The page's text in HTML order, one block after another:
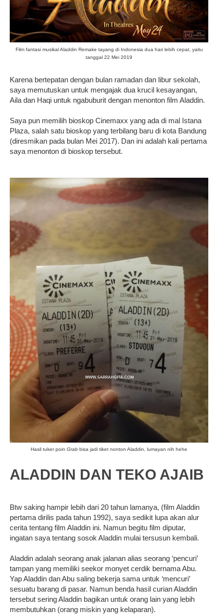
Film fantasi musikal Aladdin Remake tayang di Indonesia dua hari lebih cepat, yaitu
tanggal 22 Mei 2019
Karena bertepatan dengan bulan ramadan dan libur sekolah,
saya memutuskan untuk mengajak dua krucil kesayangan,
Aila dan Haqi untuk ngabuburit dengan menonton film Aladdin.
Saya pun memilih bioskop Cinemaxx yang ada di mal Istana
Plaza, salah satu bioskop yang terbilang baru di kota Bandung
(diresmikan pada bulan Mei 2017). Dan ini adalah kali pertama
saya menonton di bioskop tersebut.
Hasil tuker poin Grab bisa jadi tiket nonton Aladdin, lumayan nih hehe
ALADDIN DAN TEKO AJAIB
Btw saking hampir lebih dari 20 tahun lamanya, (film Aladdin
pertama dirilis pada tahun 1992), saya sedikit lupa akan alur
cerita tentang film Aladdin ini. Namun begitu film diputar,
ingatan saya tentang sosok Aladdin mulai tersusun kembali.
Aladdin adalah seorang anak jalanan alias seorang ‘pencuri’
tampan yang memiliki seekor monyet cerdik bernama Abu.
Yap Aladdin dan Abu saling bekerja sama untuk ‘mencuri’
sesuatu barang di pasar. Namun benda hasil curian Aladdin
tersebut sering Aladdin bagikan untuk orang lain yang lebih
membutuhkan (orang miskin yang kelaparan).